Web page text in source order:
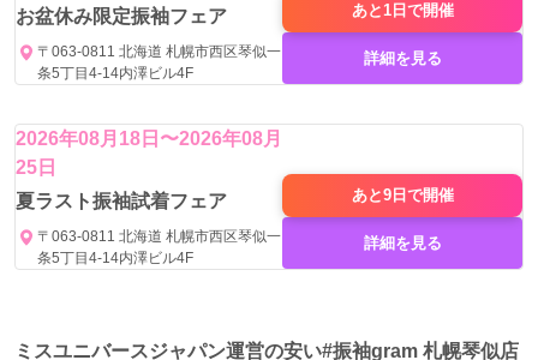
お盆休み限定振袖フェア
〒063-0811 北海道 札幌市西区琴似一
条5丁目4-14内澤ビル4F
あと1日で開催
詳細を見る
2026年08月18日〜2026年08月
25日
夏ラスト振袖試着フェア
〒063-0811 北海道 札幌市西区琴似一
条5丁目4-14内澤ビル4F
あと9日で開催
詳細を見る
ミスユニバースジャパン運営の安い#振袖gram 札幌琴似店